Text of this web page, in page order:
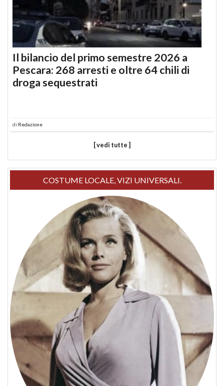
Il bilancio del primo semestre 2026 a
Pescara: 268 arresti e oltre 64 chili di
droga sequestrati
di Redazione
[ vedi tutte ]
COSTUME LOCALE, VIZI UNIVERSALI.